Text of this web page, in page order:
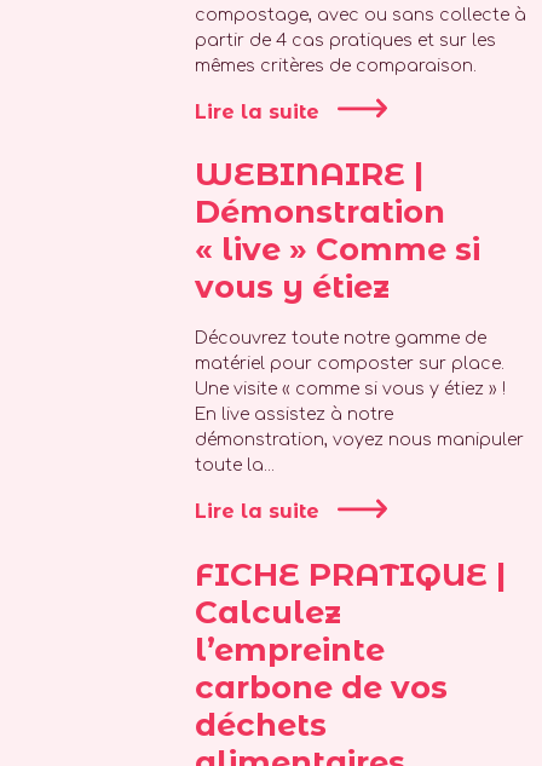
compostage, avec ou sans collecte à
partir de 4 cas pratiques et sur les
mêmes critères de comparaison.
Lire la suite
WEBINAIRE |
Démonstration
« live » Comme si
vous y étiez
Découvrez toute notre gamme de
matériel pour composter sur place.
Une visite « comme si vous y étiez » !
En live assistez à notre
démonstration, voyez nous manipuler
toute la...
Lire la suite
FICHE PRATIQUE |
Calculez
l’empreinte
carbone de vos
déchets